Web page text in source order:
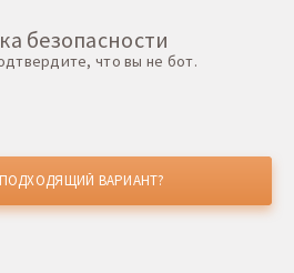
безопасности
что вы не бот.
ВАРИАНТ?